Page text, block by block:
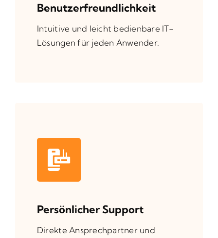
Benutzerfreundlichkeit
Intuitive und leicht bedienbare IT-
Lösungen für jeden Anwender.
Persönlicher Support
Direkte Ansprechpartner und